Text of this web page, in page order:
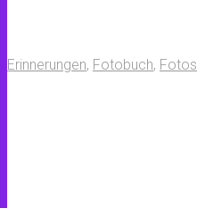
Erinnerungen, Fotobuch, Fotos